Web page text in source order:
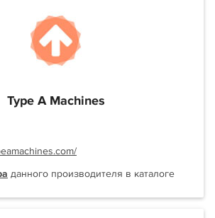
Type A Machines
данного производителя в каталоге